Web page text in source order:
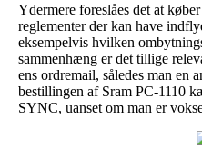
Ydermere foreslåes det at
reglementer der kan have
eksempelvis hvilken
sammenhæng er det tillige
ens ordremail, således man en
bestillingen af Sram PC-1110
SYNC, uanset om man er